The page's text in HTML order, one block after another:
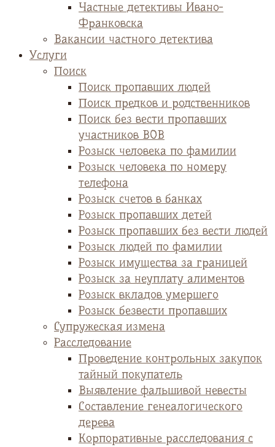
Частные детективы Ивано-
Франковска
Вакансии частного детектива
Услуги
Поиск
Поиск пропавших людей
Поиск предков и родственников
Поиск без вести пропавших
участников ВОВ
Розыск человека по фамилии
Розыск человека по номеру
телефона
Розыск счетов в банках
Розыск пропавших детей
Розыск пропавших без вести людей
Розыск людей по фамилии
Розыск имущества за границей
Розыск за неуплату алиментов
Розыск вкладов умершего
Розыск безвести пропавших
Супружеская измена
Расследование
Проведение контрольных закупок
тайный покупатель
Выявление фальшивой невесты
Cоставление генеалогического
дерева
Корпоративные расследования с